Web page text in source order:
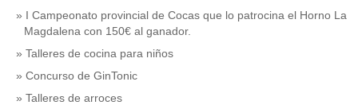
I Campeonato provincial de Cocas que lo patrocina el Horno La
Magdalena con 150€ al ganador.
Talleres de cocina para niños
Concurso de GinTonic
Talleres de arroces